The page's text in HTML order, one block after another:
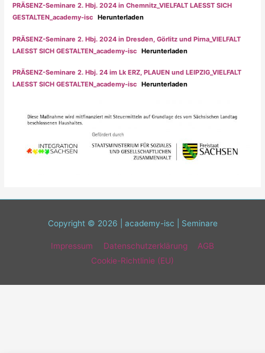
PRÄSENZ-Seminare 2. Hbj. 2024 in Chemnitz_VIELFALT LAESST SICH
GESTALTEN_academy-isc Herunterladen
PRÄSENZ-Seminare 2. Hbj. 2024 in Dresden, Görlitz und Pirna_VIELFALT
LAESST SICH GESTALTEN_academy-isc Herunterladen
PRÄSENZ-Seminare 2. Hbj. 24 im Lk ERZ, PLAUEN und LEIPZIG_VIELFALT
LAESST SICH GESTALTEN_academy-isc Herunterladen
Copyright © 2026 | academy-isc | Seminare
Impressum Datenschutzerklärung
AGB
Cookie-Richtlinie (EU)